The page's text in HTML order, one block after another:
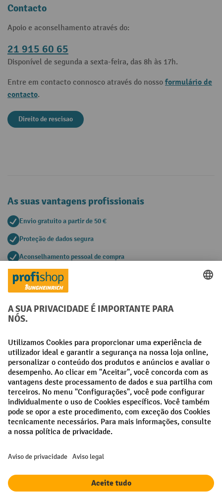
Contacto
Apoio e aconselhamento através do:
21 915 60 65
Disponível de segunda a sexta-feira, das 8h às 17h.
Entre em contacto connosco através do nosso formulário de
contacto.
Direito de rescisao
As suas vantagens profissionais
Envio gratuito a partir de 50 €
Proteção de dados segura
Aconselhamento pessoal de compra
Métodos de pagamento
Redes sociais
Facebook
LinkedIn
Instagram
Termos e condições gerais Aviso Legal
Todos os preços excl. IVA maiscustos de envio
¹ O desconto é válido enquanto durarem os stocks. O desconto não se